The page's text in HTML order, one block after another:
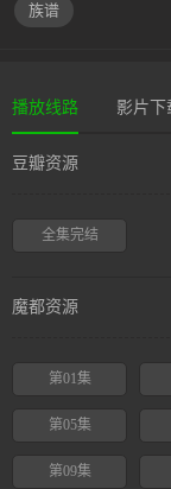
族谱
播放线路 影片下
豆瓣资源
全集完结
魔都资源
第01集
第05集
第09集